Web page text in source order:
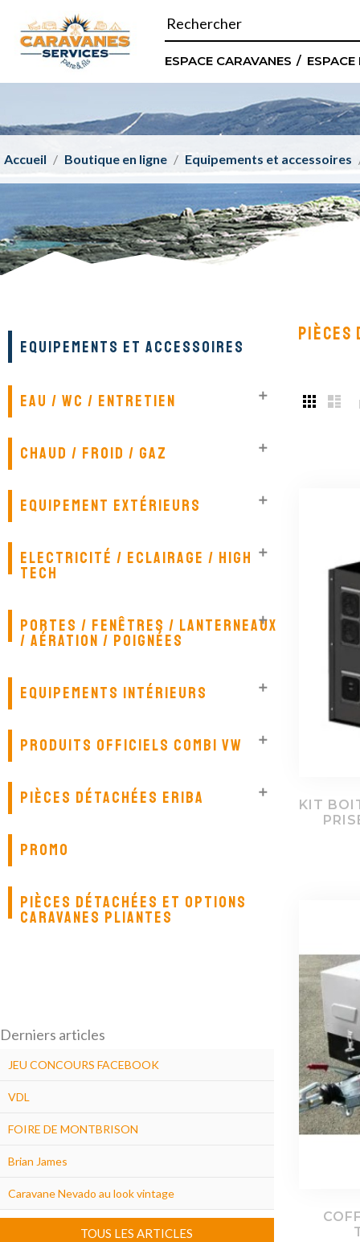
ESPACE CARAVANES
Accueil Boutique en ligne Equipements et accessoires
EQUIPEMENTS ET ACCESSOIRES
EAU / WC / ENTRETIEN 
CHAUD / FROID / GAZ 
EQUIPEMENT EXTÉRIEURS 
ELECTRICITÉ / ECLAIRAGE / HIGH
TECH

PORTES / FENÊTRES / LANTERNEAUX
/ AÉRATION / POIGNÉES

EQUIPEMENTS INTÉRIEURS 
PRODUITS OFFICIELS COMBI VW 
PIÈCES DÉTACHÉES ERIBA 
PROMO
PIÈCES DÉTACHÉES ET OPTIONS
CARAVANES PLIANTES
Derniers articles
JEU CONCOURS FACEBOOK
VDL
FOIRE DE MONTBRISON
Brian James
Caravane Nevado au look vintage
TOUS LES ARTICLES
PIÈCES
KIT